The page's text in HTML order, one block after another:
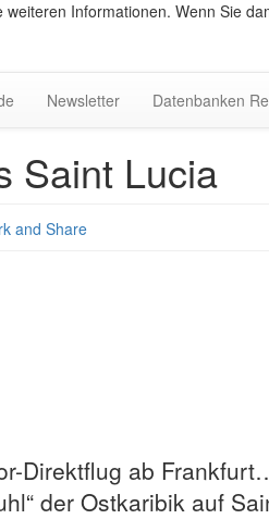
Informationen. Wenn Sie
Newsletter Datenbanken
Saint Lucia
Direktflug ab
der Ostkaribik auf